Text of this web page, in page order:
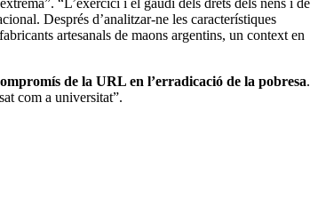
Després d’analitzar-ne les característiques
artesanals de maons argentins, un context en
de la URL en l’erradicació de la pobresa.
com a universitat”.